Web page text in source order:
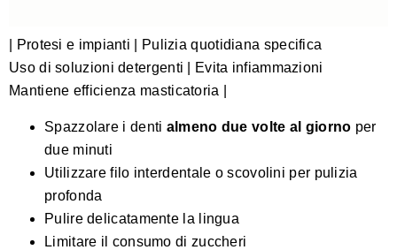
| Protesi e impianti | Pulizia quotidiana specifica
Uso di soluzioni detergenti | Evita infiammazioni
Mantiene efficienza masticatoria |
Spazzolare i denti almeno due volte al giorno per
due minuti
Utilizzare filo interdentale o scovolini per pulizia
profonda
Pulire delicatamente la lingua
Limitare il consumo di zuccheri